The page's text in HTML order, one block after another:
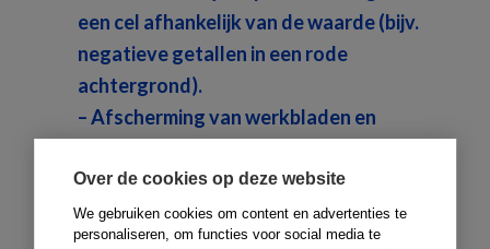
Over de cookies op deze website
We gebruiken cookies om content en advertenties te
personaliseren, om functies voor social media te
een cel afhankelijk van de waarde (bijv.
negatieve getallen in een rode
achtergrond).
– Afscherming van werkbladen en
wijzigbaar, alleen toegang tot
voorgedefinieerde velden).